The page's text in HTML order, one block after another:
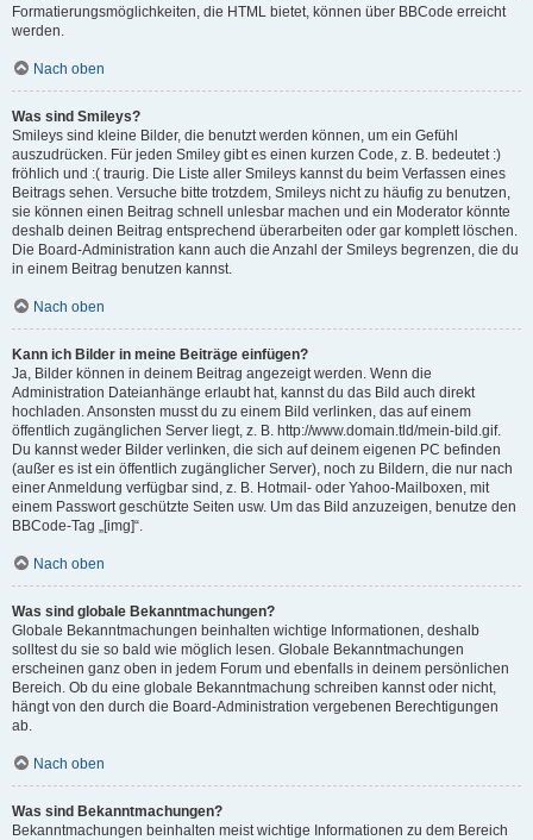
Formatierungsmöglichkeiten, die HTML bietet, können über BBCode erreicht
werden.
Nach oben
Was sind Smileys?
Smileys sind kleine Bilder, die benutzt werden können, um ein Gefühl
auszudrücken. Für jeden Smiley gibt es einen kurzen Code, z. B. bedeutet :)
fröhlich und :( traurig. Die Liste aller Smileys kannst du beim Verfassen eines
Beitrags sehen. Versuche bitte trotzdem, Smileys nicht zu häufig zu benutzen,
sie können einen Beitrag schnell unlesbar machen und ein Moderator könnte
deshalb deinen Beitrag entsprechend überarbeiten oder gar komplett löschen.
Die Board-Administration kann auch die Anzahl der Smileys begrenzen, die du
in einem Beitrag benutzen kannst.
Nach oben
Kann ich Bilder in meine Beiträge einfügen?
Ja, Bilder können in deinem Beitrag angezeigt werden. Wenn die
Administration Dateianhänge erlaubt hat, kannst du das Bild auch direkt
hochladen. Ansonsten musst du zu einem Bild verlinken, das auf einem
öffentlich zugänglichen Server liegt, z. B. http://www.domain.tld/mein-bild.gif.
Du kannst weder Bilder verlinken, die sich auf deinem eigenen PC befinden
(außer es ist ein öffentlich zugänglicher Server), noch zu Bildern, die nur nach
einer Anmeldung verfügbar sind, z. B. Hotmail- oder Yahoo-Mailboxen, mit
einem Passwort geschützte Seiten usw. Um das Bild anzuzeigen, benutze den
BBCode-Tag „[img]“.
Nach oben
Was sind globale Bekanntmachungen?
Globale Bekanntmachungen beinhalten wichtige Informationen, deshalb
solltest du sie so bald wie möglich lesen. Globale Bekanntmachungen
erscheinen ganz oben in jedem Forum und ebenfalls in deinem persönlichen
Bereich. Ob du eine globale Bekanntmachung schreiben kannst oder nicht,
hängt von den durch die Board-Administration vergebenen Berechtigungen
ab.
Nach oben
Was sind Bekanntmachungen?
Bekanntmachungen beinhalten meist wichtige Informationen zu dem Bereich